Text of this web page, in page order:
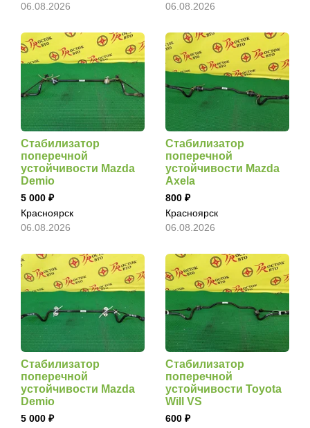
06.08.2026
06.08.2026
Стабилизатор
поперечной
устойчивости Mazda
Demio
5 000
Красноярск
06.08.2026
Стабилизатор
поперечной
устойчивости Mazda
Axela
800
Красноярск
06.08.2026
Стабилизатор
поперечной
устойчивости Mazda
Demio
5 000
Стабилизатор
поперечной
устойчивости Toyota
Will VS
600